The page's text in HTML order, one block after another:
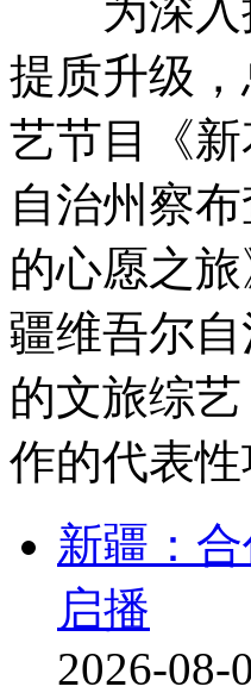
为深入推
提质升级
艺节目《
自治州察
的心愿之
疆维吾尔
的文旅综
作的代表性
新疆：
启播
2026-08-